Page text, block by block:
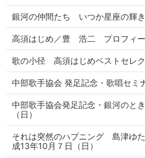
銀河の仲間たち いつか星座の輝き
高須はじめ／豊 浩二 プロフィ
歌の小径 高須はじめベストセレ
中部歌手協会 発足記念・歌唱セ
中部歌手協会発足記念・銀河のと
（日）
それは突然のハプニング 島津ゆ
成13年10月７日（日）